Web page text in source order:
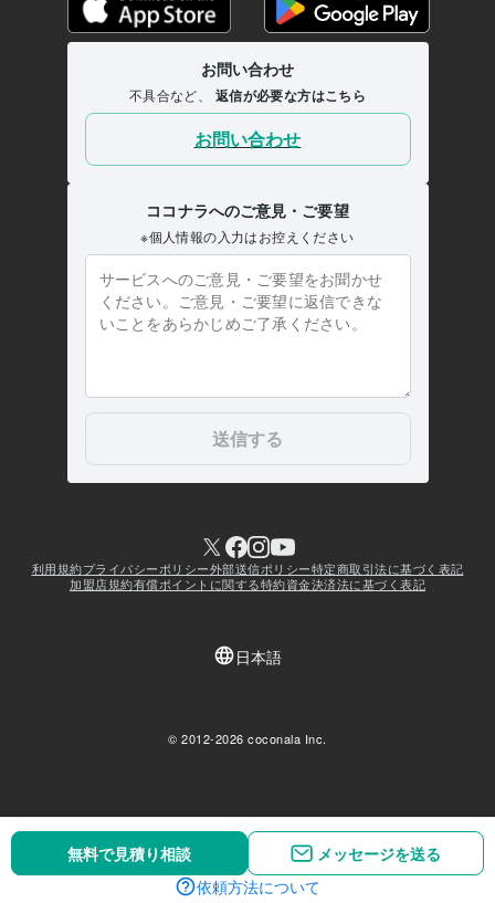
無料で見積り相談
メッセージを送る
無料で見積り相談
メッセージを送る
依頼方法について